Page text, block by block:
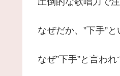
なぜだか、”下手”
なぜ”下手”と言われ